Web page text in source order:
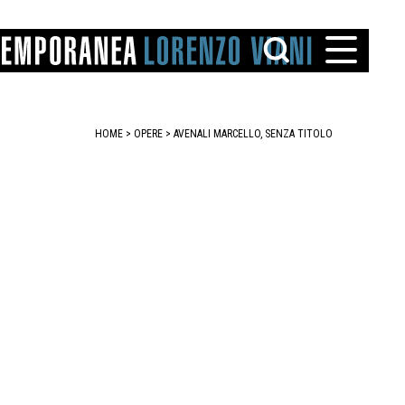
HOME > OPERE > AVENALI MARCELLO, SENZA TITOLO